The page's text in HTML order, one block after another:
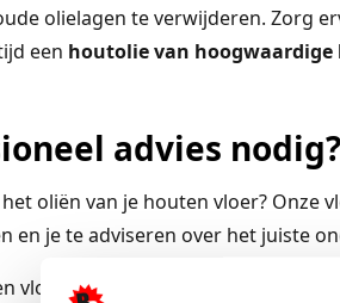
olielagen te verwijderen. Zorg
een houtolie van
advies nodig?
oliën van je houten vloer? Onze
en je te adviseren over het juiste
vloer regelmatig te oliën, verleng